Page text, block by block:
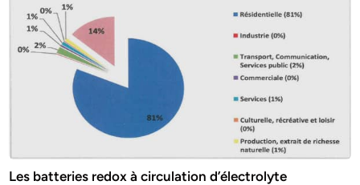
Les batteries redox à circulation d’électrolyte